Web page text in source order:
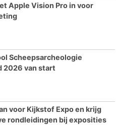
Apple Vision Pro in voor
Scheepsarcheologie
2026 van start
voor Kijkstof Expo en krijg
rondleidingen bij exposities